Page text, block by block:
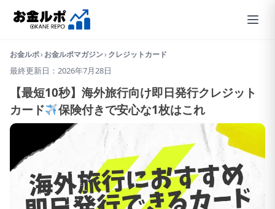
お金ルポ› お金ルポマガジン› クレジットカード
最終更新日：2026年7月28日
【最短10秒】海外旅行向け即日発行クレジット
カード
保険付きで安心な1枚はこれ